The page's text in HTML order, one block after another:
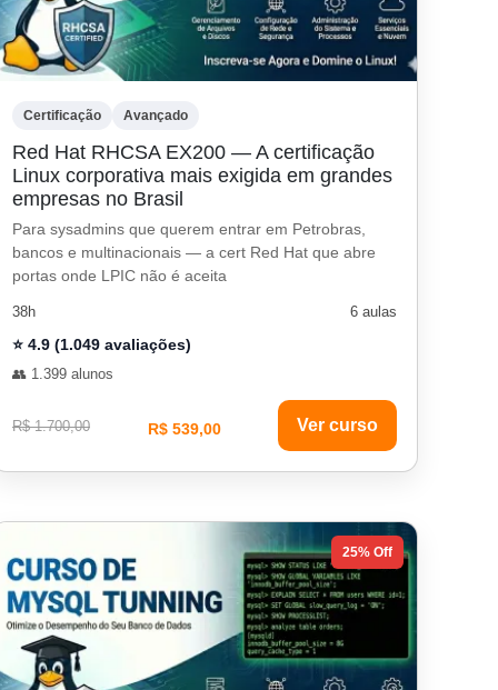
Certificação Avançado
Red Hat RHCSA EX200 — A certificação
Linux corporativa mais exigida em grandes
empresas no Brasil
Para sysadmins que querem entrar em Petrobras,
bancos e multinacionais — a cert Red Hat que abre
portas onde LPIC não é aceita
38h 6 aulas
⭐ 4.9 (1.049 avaliações)
👥 1.399 alunos
R$ 1.700,00 R$ 539,00 Ver curso
25% Off